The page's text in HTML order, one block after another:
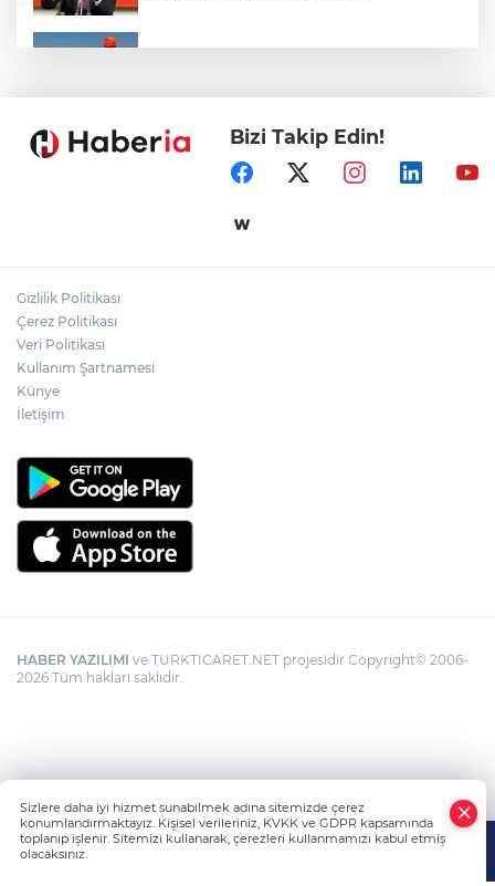
Samsun’da Alaçam'a yeni yaşam alanı
Yapay zekada onlarca uygulamanın
Bizi Takip Edin!
Gizlilik Politikası
Çerez Politikası
Veri Politikası
Kullanım Şartnamesi
Künye
İletişim
HABER YAZILIMI ve TURKTICARET.NET projesidir Copyright© 2006-
2026 Tüm hakları saklıdır.
Sizlere daha iyi hizmet sunabilmek adına sitemizde çerez
konumlandırmaktayız. Kişisel verileriniz, KVKK ve GDPR kapsamında
toplanıp işlenir. Sitemizi kullanarak, çerezleri kullanmamızı kabul etmiş
olacaksınız.